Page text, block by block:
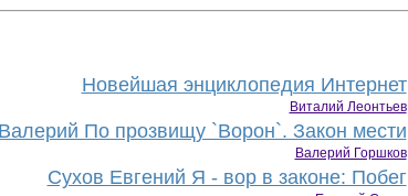
Новейшая энциклопедия Интернет
Виталий Леонтьев
По прозвищу `Ворон`. Закон мести
Валерий Горшков
Сухов Евгений Я - вор в законе: Побег